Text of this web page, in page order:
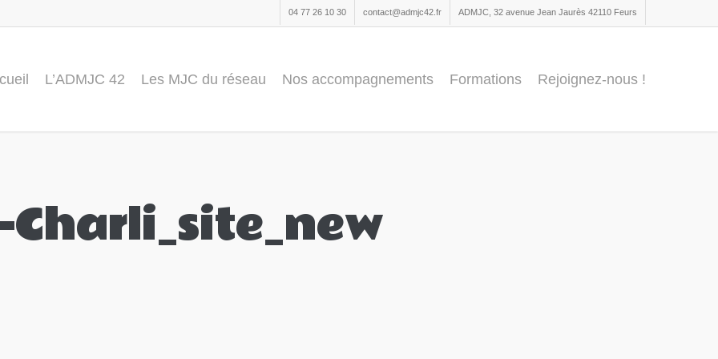
04 77 26 10 30 contact@admjc42.fr ADMJC, 32 avenue Jean Jaurès 42110 Feurs
L’ADMJC 42 Les MJC du réseau Nos accompagnements Formations Rejoignez-nous !
Charli_site_new